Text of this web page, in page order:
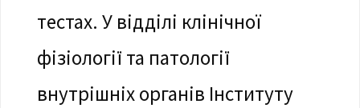
тестах. У відділі клінічної
фізіології та патології
внутрішніх органів Інституту